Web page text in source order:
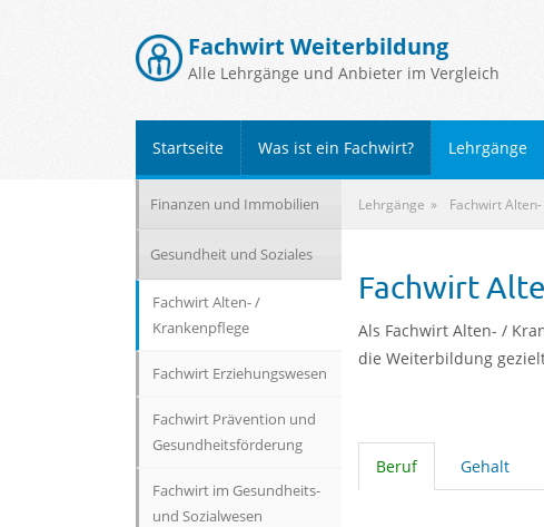
Fachwirt Weiterbildung
Alle Lehrgänge und Anbieter im Vergleich
Startseite Was ist ein Fachwirt? Lehrgänge
Lehrgänge Fachwirt
Fachwirt
Als Fachwirt Alten- /
die Weiterbildung
Beruf Gehalt
Finanzen und Immobilien
Gesundheit und Soziales
Fachwirt Alten- /
Krankenpflege
Fachwirt Erziehungswesen
Fachwirt Prävention und
Gesundheitsförderung
Fachwirt im Gesundheits-
und Sozialwesen